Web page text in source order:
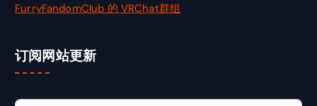
FurryFandomClub 的 VRChat群组
订阅网站更新